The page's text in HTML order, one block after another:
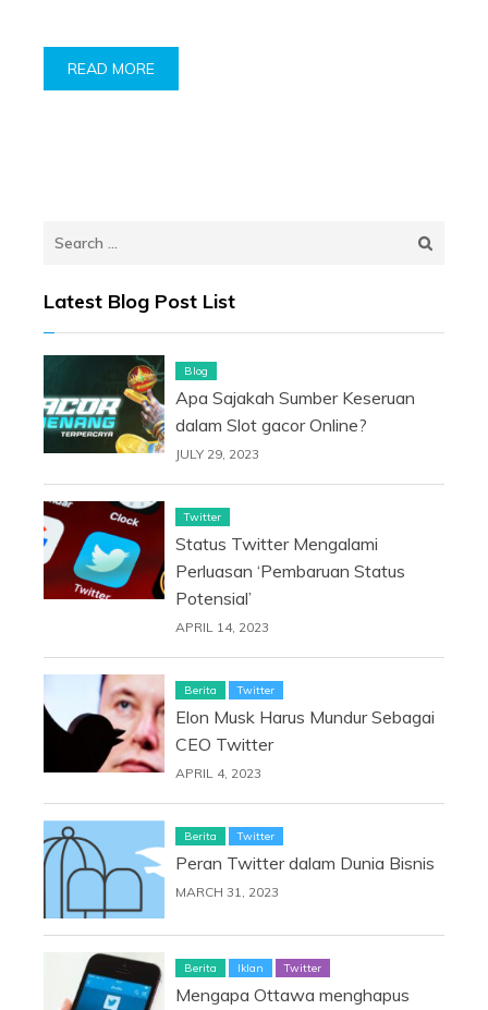
READ MORE
Search
Latest Blog Post List
Blog
Apa Sajakah Sumber Keseruan
dalam Slot gacor Online?
JULY 29, 2023
Twitter
Status Twitter Mengalami
Perluasan ‘Pembaruan Status
Potensial’
APRIL 14, 2023
Berita Twitter
Elon Musk Harus Mundur Sebagai
CEO Twitter
APRIL 4, 2023
Berita Twitter
Peran Twitter dalam Dunia Bisnis
MARCH 31, 2023
Berita Iklan Twitter
Mengapa Ottawa menghapus